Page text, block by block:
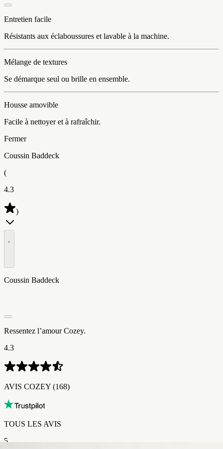
Entretien facile
Résistants aux éclaboussures et lavable à la machine.
Mélange de textures
Se démarque seul ou brille en ensemble.
Housse amovible
Facile à nettoyer et à rafraîchir.
Fermer
Coussin Baddeck
(
4.3
)
•
Coussin Baddeck
Ressentez l’amour Cozey.
4.3
AVIS COZEY​​​​‌ ‍ ​‍​‍‌‍ ‌ ​‍‌‍‍‌‌‍‌ ‌‍‍‌‌‍ ‍​‍​‍​ ‍‍​‍​‍‌ ​ ‌‍​‌‌‍ ‍‌‍‍‌‌ ‌​‌ ‍‌​‍ ‍‌‍‍‌‌‍ ​‍​‍​‍ ​​‍​‍‌‍‍​‌ ​‍‌‍‌‌‌‍‌‍​‍​‍​ ‍‍​‍​‍‌‍‍​‌ ‌​‌ ‌​‌ ​​‌ ​ ​ ‍‍​‍ ​‍ ‌‍ ​‌‍ ‌‍​ ‌‍​‌‌‍ ​‌‍‍​‌‍ ‌ ​ ‌ ‌​​ ‍‍​ ​ ​ ​​​ ​​​ ​​​‍ ‌ ​ ‌ ‌​‌ ‌‌‌‍‌​‌‍‍‌‌‍ ​‍ ‌‍‍‌‌‍ ‍‌ ‌​‌‍‌‌‌‍ ‍‌ ‌​​‍ ‌‍‌‌‌‍‌​‌‍‍‌‌ ‌​​‍ ‌‍ ‌‌‍ ‌‍‌​‌‍‌‌​ ‌‌ ​​‌ ​‍‌‍‌‌‌ ​ ‌‍‌‌‌‍ ‍‌ ‌​‌‍​‌‌ ‌​‌‍‍‌‌‍ ‌‍ ‍​ ‍ ‌‍‍‌‌‍‌​​ ‌​ ‌‍​ ‍‌‌‍‌‌​ ​‍​ ‌‍​ ‍‌‌‍​‌​ ‌‍​‍ ‌‌‍​‍​ ​‌​ ​​​ ‌​​‍ ‌​ ‌​‌‍​ ‌‍‌​‌‍‌‍​‍ ‌​ ‍‌​ ​‌‌‍‌‌​ ‍‌​‍ ‌​ ‍‌​ ‌‍‌‍​‌‌‍‌​‌‍‌‍‌‍​‌‌‍​ ​ ‌​​ ​ ‌‍​‍‌‍​‍​ ‍​​ ‍ ‌ ‌​‌ ‍‌‌ ​​‌‍‌‌​ ‌‌ ​​‌‍‌​‌ ​​​ ‍ ‌ ​​‌‍​‌‌ ‌​‌‍‍​​ ‌‌ ‌‍‌‍​‌‌‍ ​‌ ‌‌‌‍‌‌‌​​‌‌‍‌​‌‍‌​‌‍‌‌‌‍‌​‌‌​ ‌‍‌‌‌‍​ ‌ ‌​‌‍‍‌‌‍ ‌‍ ‍‌ ​ ​‍‌‌​ ‌‌‌​​‍‌‌ ‌‍‍ ‌‍‌‌‌ ‍‌​‍‌‌​ ​ ‌​‌​​‍‌‌​ ​ ‌​‌​​‍‌‌​ ​‍​ ​‍​ ​​​ ‌​‌‍​‍​ ‍‌​ ‍​​ ‌​​ ‍‌​ ‌‍​ ‌‍‌‍​‌‌‍‌‍​ ‌ ​‍‌‌​ ​‍​ ​‍​‍‌‌​ ‌‌‌​‌​​‍ ‍‌ ​‍‌‍‌‌‌ ‌‍‌‍‍‌‌‍‌‌‌ ‌ ‌‌​ ‌ ‌‌‌‍ ‌‌‍ ‌‌‍​‌‌ ​‍‌ ‍‌‌‌‌​‌‍‌‌‌‍ ‌‌ ​​‌‍ ​‌‍​‌‌ ‌​‌‍‌‌​‍ ‍‌ ​ ‌ ‌‌‌‍ ‌‌‍ ‌‌‍​‌‌ ​‍‌ ‍‌‌​‌​‌‍​‌‌ ‌​‌‍​‌​‍ ‍‌ ‌​‌‍ ‌ ‌​‌‍​‌‌‍ ​‌‌​‍‌‍​‌‌ ‌​‌‍‍‌‌‍ ‍‌‍‌ ‌‌‌​‌‍‌‌‌ ‍​‌ ‌​​ ‌‍​‍‌‍​‌‌ ​ ‌‍‌‌‌‌‌‌‌ ​‍‌‍ ​​ ‌‌‍‍​‌ ‌​‌ ‌​‌ ​​‌ ​ ​‍‌‌​ ​ ‌​​‌​‍‌‌​ ​‍‌​‌‍​‍‌‌​ ​‍‌​‌‍‌‍ ​‌‍ ‌‍​ ‌‍​‌‌‍ ​‌‍‍​‌‍ ‌ ​ ‌ ‌​​‍‌‌​ ​ ‌​​‌​ ​ ​ ​​​ ​​​ ​​​‍‌‌​ ​‍‌​‌‍‌ ​ ‌ ‌​‌ ‌‌‌‍‌​‌‍‍‌‌‍ ​‍‌‍‌‍‍‌‌‍‌​​ ‌​ ‌‍​ ‍‌‌‍‌‌​ ​‍​ ‌‍​ ‍‌‌‍​‌​ ‌‍​‍ ‌‌‍​‍​ ​‌​ ​​​ ‌​​‍ ‌​ ‌​‌‍​ ‌‍‌​‌‍‌‍​‍ ‌​ ‍‌​ ​‌‌‍‌‌​ ‍‌​‍ ‌​ ‍‌​ ‌‍‌‍​‌‌‍‌​‌‍‌‍‌‍​‌‌‍​ ​ ‌​​ ​ ‌‍​‍‌‍​‍​ ‍​​‍‌‍‌ ‌​‌ ‍‌‌ ​​‌‍‌‌​ ‌‌ ​​‌‍‌​‌ ​​​‍‌‍‌ ​​‌‍​‌‌ ‌​‌‍‍​​ ‌‌ ‌‍‌‍​‌‌‍ ​‌ ‌‌‌‍‌‌‌​​‌‌‍‌​‌‍‌​‌‍‌‌‌‍‌​‌‌​ ‌‍‌‌‌‍​ ‌ ‌​‌‍‍‌‌‍ ‌‍ ‍‌ ​ ​‍‌‌​ ‌‌‌​​‍‌‌ ‌‍‍ ‌‍‌‌‌ ‍‌​‍‌‌​ ​ ‌​‌​​‍‌‌​ ​ ‌​‌​​‍‌‌​ ​‍​ ​‍​ ​​​ ‌​‌‍​‍​ ‍‌​ ‍​​ ‌​​ ‍‌​ ‌‍​ ‌‍‌‍​‌‌‍‌‍​ ‌ ​‍‌‌​ ​‍​ ​‍​‍‌‌​ ‌‌‌​‌​​‍ ‍‌ ​‍‌‍‌‌‌ ‌‍‌‍‍‌‌‍‌‌‌ ‌ ‌‌​ ‌ ‌‌‌‍ ‌‌‍ ‌‌‍​‌‌ ​‍‌ ‍‌‌‌‌​‌‍‌‌‌‍ ‌‌ ​​‌‍ ​‌‍​‌‌ ‌​‌‍‌‌​‍ ‍‌ ​ ‌ ‌‌‌‍ ‌‌‍ ‌‌‍​‌‌ ​‍‌ ‍‌‌​‌​‌‍​‌‌ ‌​‌‍​‌​‍ ‍‌ ‌​‌‍ ‌ ‌​‌‍​‌‌‍ ​‌‌​‍‌‍​‌‌ ‌​‌‍‍‌‌‍ ‍‌‍‌ ‌‌‌​‌‍‌‌‌ ‍​‌ ‌​​‍‌‍‌ ​​‌‍‌‌‌ ​‍‌ ​ ‌ ​​‌‍‌‌‌‍​ ‌ ‌​‌‍‍‌‌ ‌‍‌‍‌‌​ ‌‌ ​​‌ ‌‌‌‍​‍‌‍ ​‌‍‍‌‌ ​ ‌‍‍​‌‍‌‌‌‍‌​​‍​‍‌ ‌ (168)
TOUS LES AVIS​​​​‌ ‍ ​‍​‍‌‍ ‌ ​‍‌‍‍‌‌‍‌ ‌‍‍‌‌‍ ‍​‍​‍​ ‍‍​‍​‍‌ ​ ‌‍​‌‌‍ ‍‌‍‍‌‌ ‌​‌ ‍‌​‍ ‍‌‍‍‌‌‍ ​‍​‍​‍ ​​‍​‍‌‍‍​‌ ​‍‌‍‌‌‌‍‌‍​‍​‍​ ‍‍​‍​‍‌‍‍​‌ ‌​‌ ‌​‌ ​​‌ ​ ​ ‍‍​‍ ​‍ ‌‍ ​‌‍ ‌‍​ ‌‍​‌‌‍ ​‌‍‍​‌‍ ‌ ​ ‌ ‌​​ ‍‍​ ​ ​ ​​​ ​​​ ​​​‍ ‌ ​ ‌ ‌​‌ ‌‌‌‍‌​‌‍‍‌‌‍ ​‍ ‌‍‍‌‌‍ ‍‌ ‌​‌‍‌‌‌‍ ‍‌ ‌​​‍ ‌‍‌‌‌‍‌​‌‍‍‌‌ ‌​​‍ ‌‍ ‌‌‍ ‌‍‌​‌‍‌‌​ ‌‌ ​​‌ ​‍‌‍‌‌‌ ​ ‌‍‌‌‌‍ ‍‌ ‌​‌‍​‌‌ ‌​‌‍‍‌‌‍ ‌‍ ‍​ ‍ ‌‍‍‌‌‍‌​​ ‌​ ‌‍​ ‍‌‌‍‌‌​ ​‍​ ‌‍​ ‍‌‌‍​‌​ ‌‍​‍ ‌‌‍​‍​ ​‌​ ​​​ ‌​​‍ ‌​ ‌​‌‍​ ‌‍‌​‌‍‌‍​‍ ‌​ ‍‌​ ​‌‌‍‌‌​ ‍‌​‍ ‌​ ‍‌​ ‌‍‌‍​‌‌‍‌​‌‍‌‍‌‍​‌‌‍​ ​ ‌​​ ​ ‌‍​‍‌‍​‍​ ‍​​ ‍ ‌ ‌​‌ ‍‌‌ ​​‌‍‌‌​ ‌‌ ​​‌‍‌​‌ ​​​ ‍ ‌ ​​‌‍​‌‌ ‌​‌‍‍​​ ‌‌ ‌‍‌‍​‌‌‍ ​‌ ‌‌‌‍‌‌‌​​‌‌‍‌​‌‍‌​‌‍‌‌‌‍‌​‌‌​ ‌‍‌‌‌‍​ ‌ ‌​‌‍‍‌‌‍ ‌‍ ‍‌ ​ ​‍‌‌​ ‌‌‌​​‍‌‌ ‌‍‍ ‌‍‌‌‌ ‍‌​‍‌‌​ ​ ‌​‌​​‍‌‌​ ​ ‌​‌​​‍‌‌​ ​‍​ ​‍​ ​​​ ‌​‌‍​‍​ ‍‌​ ‍​​ ‌​​ ‍‌​ ‌‍​ ‌‍‌‍​‌‌‍‌‍​ ‌ ​‍‌‌​ ​‍​ ​‍​‍‌‌​ ‌‌‌​‌​​‍ ‍‌ ​‍‌‍‌‌‌ ‌‍‌‍‍‌‌‍‌‌‌ ‌ ‌‌​ ‌ ‌‌‌‍ ‌‌‍ ‌‌‍​‌‌ ​‍‌ ‍‌‌‌‌​‌‍‌‌‌‍ ‌‌ ​​‌‍ ​‌‍​‌‌ ‌​‌‍‌‌​‍ ‍‌‍​‍‌ ​‍‌‍‌‌‌‍​‌‌‍‍ ‌‍‌​‌‍ ‌ ‌ ‌‍ ‍‌​‌​‌‍​‌‌ ‌​‌‍​‌​‍ ‍‌ ‌​‌‍‍‌‌ ‌​‌‍ ​‌‍‌‌​ ‌‍​‍‌‍​‌‌ ​ ‌‍‌‌‌‌‌‌‌ ​‍‌‍ ​​ ‌‌‍‍​‌ ‌​‌ ‌​‌ ​​‌ ​ ​‍‌‌​ ​ ‌​​‌​‍‌‌​ ​‍‌​‌‍​‍‌‌​ ​‍‌​‌‍‌‍ ​‌‍ ‌‍​ ‌‍​‌‌‍ ​‌‍‍​‌‍ ‌ ​ ‌ ‌​​‍‌‌​ ​ ‌​​‌​ ​ ​ ​​​ ​​​ ​​​‍‌‌​ ​‍‌​‌‍‌ ​ ‌ ‌​‌ ‌‌‌‍‌​‌‍‍‌‌‍ ​‍‌‍‌‍‍‌‌‍‌​​ ‌​ ‌‍​ ‍‌‌‍‌‌​ ​‍​ ‌‍​ ‍‌‌‍​‌​ ‌‍​‍ ‌‌‍​‍​ ​‌​ ​​​ ‌​​‍ ‌​ ‌​‌‍​ ‌‍‌​‌‍‌‍​‍ ‌​ ‍‌​ ​‌‌‍‌‌​ ‍‌​‍ ‌​ ‍‌​ ‌‍‌‍​‌‌‍‌​‌‍‌‍‌‍​‌‌‍​ ​ ‌​​ ​ ‌‍​‍‌‍​‍​ ‍​​‍‌‍‌ ‌​‌ ‍‌‌ ​​‌‍‌‌​ ‌‌ ​​‌‍‌​‌ ​​​‍‌‍‌ ​​‌‍​‌‌ ‌​‌‍‍​​ ‌‌ ‌‍‌‍​‌‌‍ ​‌ ‌‌‌‍‌‌‌​​‌‌‍‌​‌‍‌​‌‍‌‌‌‍‌​‌‌​ ‌‍‌‌‌‍​ ‌ ‌​‌‍‍‌‌‍ ‌‍ ‍‌ ​ ​‍‌‌​ ‌‌‌​​‍‌‌ ‌‍‍ ‌‍‌‌‌ ‍‌​‍‌‌​ ​ ‌​‌​​‍‌‌​ ​ ‌​‌​​‍‌‌​ ​‍​ ​‍​ ​​​ ‌​‌‍​‍​ ‍‌​ ‍​​ ‌​​ ‍‌​ ‌‍​ ‌‍‌‍​‌‌‍‌‍​ ‌ ​‍‌‌​ ​‍​ ​‍​‍‌‌​ ‌‌‌​‌​​‍ ‍‌ ​‍‌‍‌‌‌ ‌‍‌‍‍‌‌‍‌‌‌ ‌ ‌‌​ ‌ ‌‌‌‍ ‌‌‍ ‌‌‍​‌‌ ​‍‌ ‍‌‌‌‌​‌‍‌‌‌‍ ‌‌ ​​‌‍ ​‌‍​‌‌ ‌​‌‍‌‌​‍ ‍‌‍​‍‌ ​‍‌‍‌‌‌‍​‌‌‍‍ ‌‍‌​‌‍ ‌ ‌ ‌‍ ‍‌​‌​‌‍​‌‌ ‌​‌‍​‌​‍ ‍‌ ‌​‌‍‍‌‌ ‌​‌‍ ​‌‍‌‌​‍‌‍‌ ​​‌‍‌‌‌ ​‍‌ ​ ‌ ​​‌‍‌‌‌‍​ ‌ ‌​‌‍‍‌‌ ‌‍‌‍‌‌​ ‌‌ ​​‌ ‌‌‌‍​‍‌‍ ​‌‍‍‌‌ ​ ‌‍‍​‌‍‌‌‌‍‌​​‍​‍‌ ‌
5